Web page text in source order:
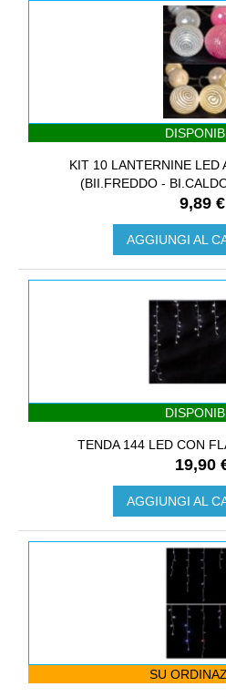
KIT 10 LANTERNINE LED
(BII.FREDDO -
9,89 €
AGGIUNGI AL
TENDA 144 LED CON
19,90
AGGIUNGI AL
SU